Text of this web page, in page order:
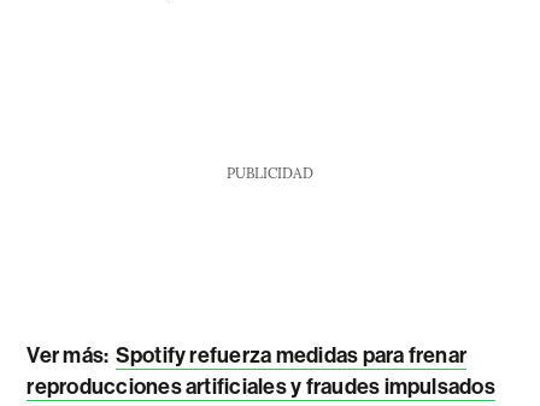
PUBLICIDAD
Ver más: Spotify refuerza medidas para frenar
reproducciones artificiales y fraudes impulsados